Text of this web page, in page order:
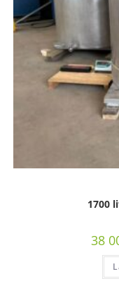
1700
38